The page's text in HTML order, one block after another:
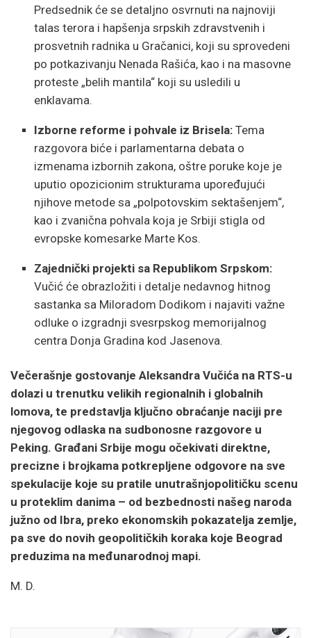
Predsednik će se detaljno osvrnuti na najnoviji
talas terora i hapšenja srpskih zdravstvenih i
prosvetnih radnika u Gračanici, koji su sprovedeni
po potkazivanju Nenada Rašića, kao i na masovne
proteste „belih mantila“ koji su usledili u
enklavama.
Izborne reforme i pohvale iz Brisela: Tema
razgovora biće i parlamentarna debata o
izmenama izbornih zakona, oštre poruke koje je
uputio opozicionim strukturama upoređujući
njihove metode sa „polpotovskim sektašenjem“,
kao i zvanična pohvala koja je Srbiji stigla od
evropske komesarke Marte Kos.
Zajednički projekti sa Republikom Srpskom:
Vučić će obrazložiti i detalje nedavnog hitnog
sastanka sa Miloradom Dodikom i najaviti važne
odluke o izgradnji svesrpskog memorijalnog
centra Donja Gradina kod Jasenova.
Večerašnje gostovanje Aleksandra Vučića na RTS-u
dolazi u trenutku velikih regionalnih i globalnih
lomova, te predstavlja ključno obraćanje naciji pre
njegovog odlaska na sudbonosne razgovore u
Peking. Građani Srbije mogu očekivati direktne,
precizne i brojkama potkrepljene odgovore na sve
spekulacije koje su pratile unutrašnjopolitičku scenu
u proteklim danima – od bezbednosti našeg naroda
južno od Ibra, preko ekonomskih pokazatelja zemlje,
pa sve do novih geopolitičkih koraka koje Beograd
preduzima na međunarodnoj mapi.
M. D.